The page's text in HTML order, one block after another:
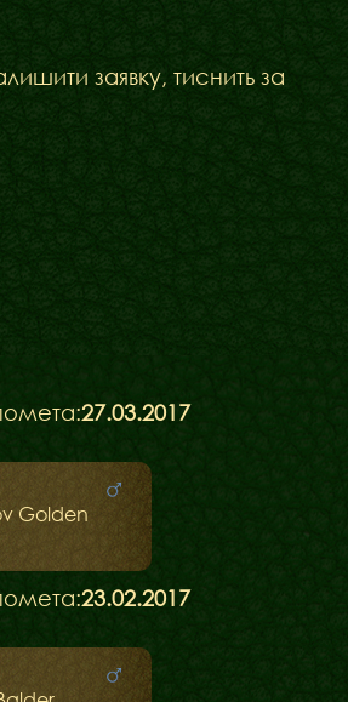
заявку, тиснить за
27.03.2017
Golden
23.02.2017